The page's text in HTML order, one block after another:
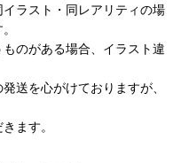
ラスト・同レアリティの場
のがある場合、イラスト違
送を心がけておりますが、
ます。